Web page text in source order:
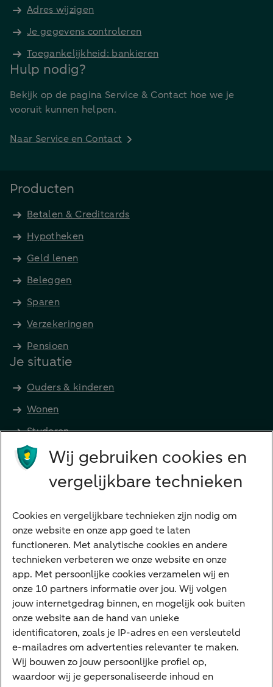
Adres wijzigen
Je gegevens controleren
Toegankelijkheid: bankieren
Hulp nodig?
Bekijk op de pagina Service & Contact hoe we je
vooruit kunnen helpen.
Naar Service en Contact
Producten
Betalen & Creditcards
Hypotheken
Geld lenen
Beleggen
Sparen
Verzekeringen
Pensioen
Je situatie
Ouders & kinderen
Wonen
Studeren
Preferred Banking
Digitale diensten
Internet Bankieren
ABN AMRO app
Tikkie
Apple Pay
Google Pay
Veilig bankieren
Meest gezocht
Wij gebruiken cookies en
vergelijkbare technieken
Cookies en vergelijkbare technieken zijn nodig om
onze website en onze app goed te laten
functioneren. Met analytische cookies en andere
technieken verbeteren we onze website en onze
app. Met persoonlijke cookies verzamelen wij en
onze 10 partners informatie over jou. Wij volgen
jouw internetgedrag binnen, en mogelijk ook buiten
onze website aan de hand van unieke
identificatoren, zoals je IP-adres en een versleuteld
e-mailadres om advertenties relevanter te maken.
Wij bouwen zo jouw persoonlijke profiel op,
waardoor wij je gepersonaliseerde inhoud en